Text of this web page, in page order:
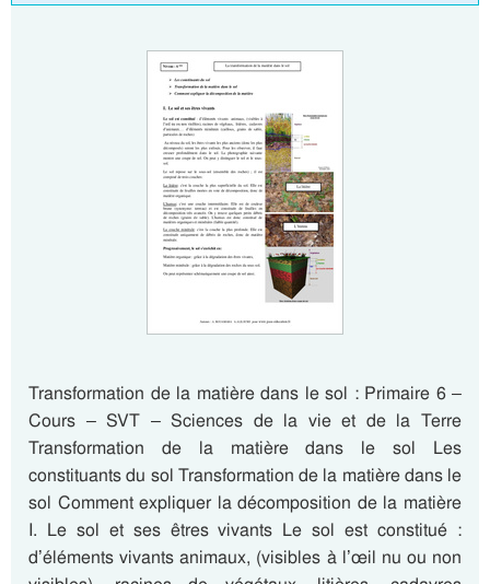
Transformation de la matière dans le sol : Primaire 6 –
Cours – SVT – Sciences de la vie et de la Terre
Transformation de la matière dans le sol Les
constituants du sol Transformation de la matière dans le
sol Comment expliquer la décomposition de la matière
I. Le sol et ses êtres vivants Le sol est constitué :
d’éléments vivants animaux, (visibles à l’œil nu ou non